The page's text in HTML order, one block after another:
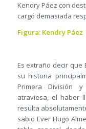
Kendry Páez con
cargó demasiada
Figura: Kendry Páez
Es extraño decir que
su historia
Primera División
atraviesa, el haber
resulta
sabio Ever Hugo